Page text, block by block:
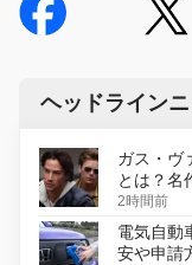
ヘッドライン
ガス・ヴ
とは？名
初のデジ
2時間前
電気自動
安や申請